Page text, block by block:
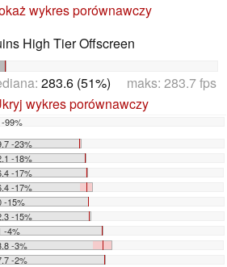
wykres porównawczy
High Tier Offscreen
283.6 (51%) maks: 283.7 fps
wykres porównawczy
-99%
-23%
-18%
-17%
-17%
-15%
-15%
-4%
-3%
-2%